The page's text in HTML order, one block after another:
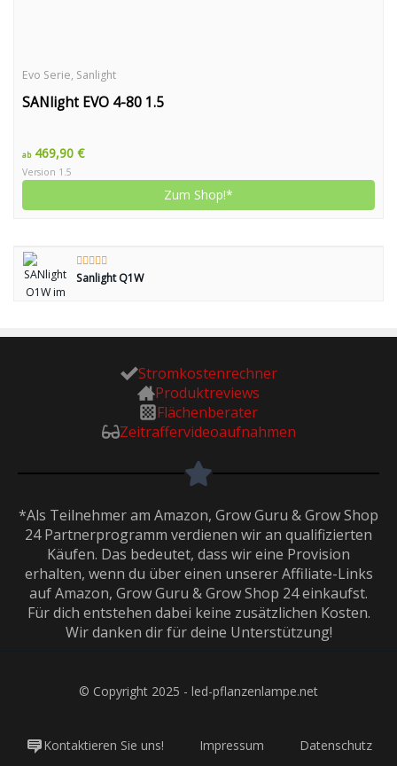
Evo Serie, Sanlight
SANlight EVO 4-80 1.5
ab469,90 €
Version 1.5
Zum Shop!*
Sanlight Q1W
Stromkostenrechner
Produktreviews
Flächenberater
Zeitraffervideoaufnahmen
*Als Teilnehmer am Amazon, Grow Guru & Grow Shop
24 Partnerprogramm verdienen wir an qualifizierten
Käufen. Das bedeutet, dass wir eine Provision
erhalten, wenn du über einen unserer Affiliate-Links
auf Amazon, Grow Guru & Grow Shop 24 einkaufst.
Für dich entstehen dabei keine zusätzlichen Kosten.
Wir danken dir für deine Unterstützung!
© Copyright 2025 - led-pflanzenlampe.net
Kontaktieren Sie uns! Impressum Datenschutz